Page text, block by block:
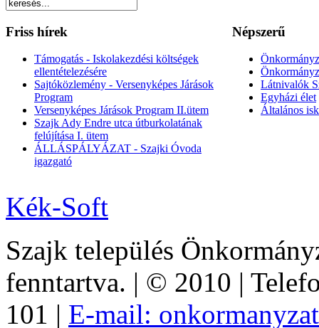
Friss hírek
Támogatás - Iskolakezdési költségek
ellentételezésére
Sajtóközlemény - Versenyképes Járások
Program
Versenyképes Járások Program II.ütem
Szajk Ady Endre utca útburkolatának
felújítása I. ütem
ÁLLÁSPÁLYÁZAT - Szajki Óvoda
igazgató
Népszerű
Látnivalók
Egyházi élet
Általános
Kék-Soft
Szajk település
fenntartva. | © 2010 |
101 | E-mail: